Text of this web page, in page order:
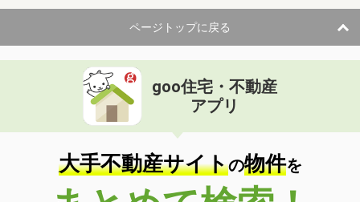
ページトップに戻る
goo住宅・不動産
アプリ
大手不動産サイトの物件を